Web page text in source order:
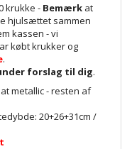
krukke - Bemærk at
hjulsættet sammen
kassen - vi
købt krukker og
.
forslag til dig.
metallic - resten af
20+26+31cm /